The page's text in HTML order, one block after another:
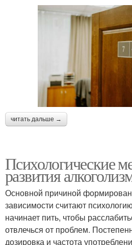
читать дальше →
Психологические
развития
Основной причиной
зависимости считают
начинает пить, чтобы
отвлечься от проблем.
дозировка и частота